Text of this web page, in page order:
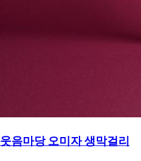
웃음마당 오미자 생막걸리